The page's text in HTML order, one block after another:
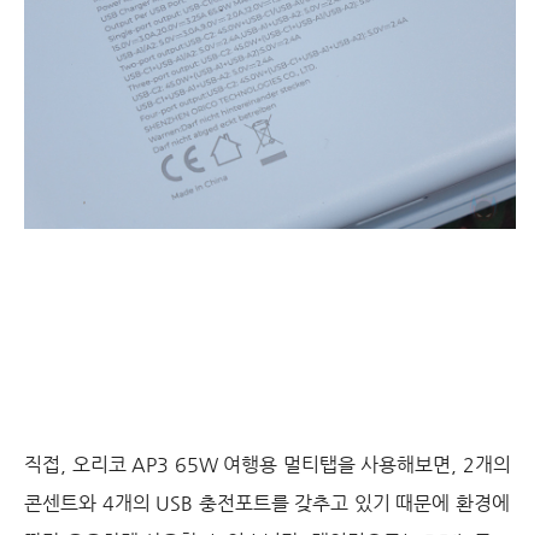
직접, 오리코 AP3 65W 여행용 멀티탭을 사용해보면, 2개의
콘센트와 4개의 USB 충전포트를 갖추고 있기 때문에 환경에